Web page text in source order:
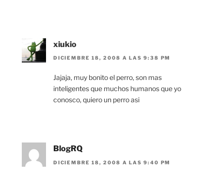
xiukio
DICIEMBRE 18, 2008 A LAS 9:38 PM
Jajaja, muy bonito el perro, son mas
inteligentes que muchos humanos que yo
conosco, quiero un perro asi
BlogRQ
DICIEMBRE 18, 2008 A LAS 9:40 PM